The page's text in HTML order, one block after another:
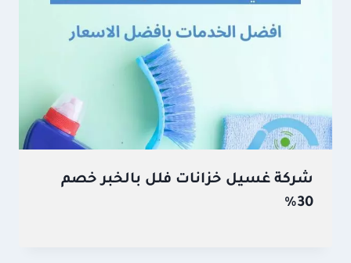
شركة غسيل خزانات فلل بالخبر خصم
30%